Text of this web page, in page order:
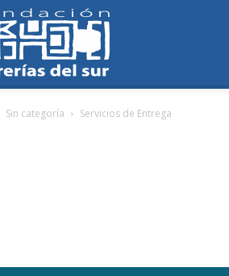
Sin categoría Servicios de Entrega